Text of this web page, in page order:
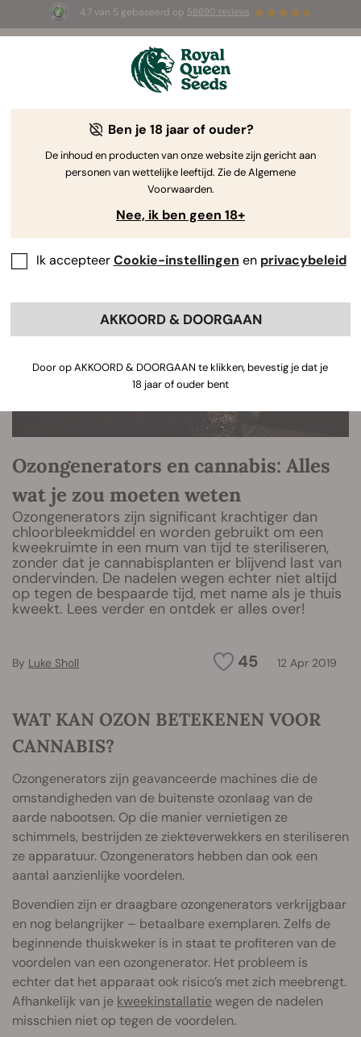
4.7 van 5 gebaseerd op 58690 reviews
3 White Widow Auto zaadjesGRATIS voor de
The RQS Blog
Cannabis Lifestyle Blogs
Ozongenerators en cannabis: Alles
wat je zou moeten weten
Ozongenerators zijn significant krachtiger dan
chloorbleekmiddel en worden gebruikt om een
kweekruimte in een mum van tijd te steriliseren,
zonder dat je cannabisplanten er blijvend last van
ondervinden. De nadelen wegen echter niet altijd
op tegen de bespaarde tijd, met name als je thuis
kweekt. Lees verder en ontdek er alles over!
45 12 Apr 2019
By Luke Sholl
WAT KAN OZON BETEKENEN VOOR
CANNABIS?
Ozongenerators zijn geavanceerde machines die de
omstandigheden van de buitenste ozonlaag van de
aarde nabootsen. Op die manier vernietigen ze
schimmels, bestrijden ze ziekteverwekkers en steriliseren
ze apparatuur. Ozongenerators hebben dan ook een
aantal aanzienlijke voordelen.
Bovendien zijn er draagbare ozongenerators verkrijgbaar
en nog belangrijker – betaalbare exemplaren. Zelfs de
beginnende thuiskweker is in staat te profiteren van de
voordelen van een ozongenerator. Het probleem is
echter dat het apparaat ook risico’s met zich meebrengt.
Afhankelijk van je kweekinstallatiewegen de nadelen
misschien niet op tegen de voordelen.
Ben je 18 jaar of ouder?
De inhoud en producten van onze website zijn gericht aan
personen van wettelijke leeftijd. Zie de Algemene
Voorwaarden.
Nee, ik ben geen 18+
Ik accepteerCookie-instellingen en privacybeleid
AKKOORD & DOORGAAN
Door op AKKOORD & DOORGAAN te klikken, bevestig je dat je
18 jaar of ouder bent